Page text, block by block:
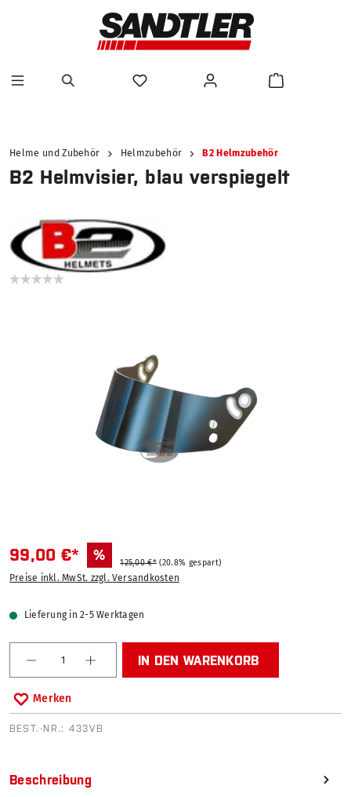
Helme und Zubehör Helmzubehör B2 Helmzubehör
B2 Helmvisier, blau verspiegelt
99,00 €* % 125,00 €* (20.8% gespart)
Preise inkl. MwSt. zzgl. Versandkosten
Lieferung in 2-5 Werktagen
Produkt Anzahl: Gib den gewünschten Wert ein
IN DEN WARENKORB
Merken
BEST.-NR.:433VB
Beschreibung